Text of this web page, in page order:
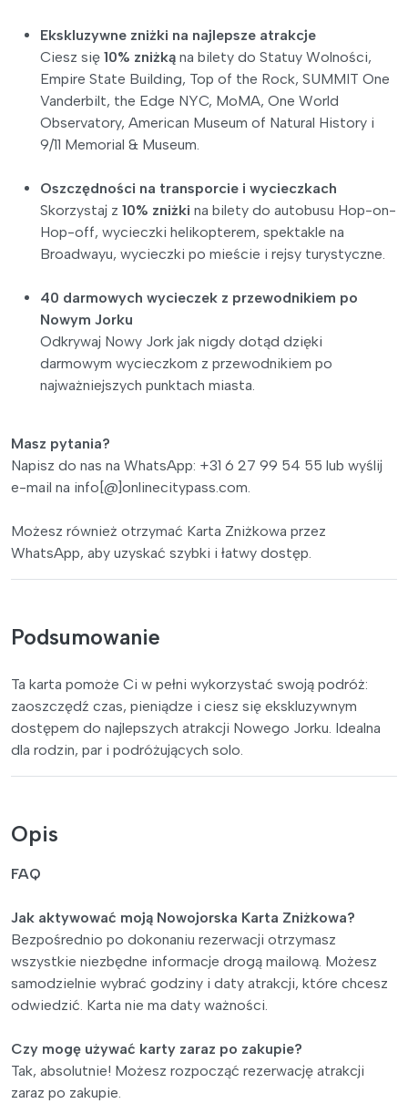
Ekskluzywne zniżki na najlepsze atrakcje
Ciesz się 10% zniżką na bilety do Statuy Wolności,
Empire State Building, Top of the Rock, SUMMIT One
Vanderbilt, the Edge NYC, MoMA, One World
Observatory, American Museum of Natural History i
9/11 Memorial & Museum.
Oszczędności na transporcie i wycieczkach
Skorzystaj z 10% zniżki na bilety do autobusu Hop-on-
Hop-off, wycieczki helikopterem, spektakle na
Broadwayu, wycieczki po mieście i rejsy turystyczne.
40 darmowych wycieczek z przewodnikiem po
Nowym Jorku
Odkrywaj Nowy Jork jak nigdy dotąd dzięki
darmowym wycieczkom z przewodnikiem po
najważniejszych punktach miasta.
Masz pytania?
Napisz do nas na WhatsApp: +31 6 27 99 54 55 lub wyślij
e-mail na info[@]onlinecitypass.com.
Możesz również otrzymać Karta Zniżkowa przez
WhatsApp, aby uzyskać szybki i łatwy dostęp.
Podsumowanie
Ta karta pomoże Ci w pełni wykorzystać swoją podróż:
zaoszczędź czas, pieniądze i ciesz się ekskluzywnym
dostępem do najlepszych atrakcji Nowego Jorku. Idealna
dla rodzin, par i podróżujących solo.
Opis
FAQ
Jak aktywować moją Nowojorska Karta Zniżkowa?
Bezpośrednio po dokonaniu rezerwacji otrzymasz
wszystkie niezbędne informacje drogą mailową. Możesz
samodzielnie wybrać godziny i daty atrakcji, które chcesz
odwiedzić. Karta nie ma daty ważności.
Czy mogę używać karty zaraz po zakupie?
Tak, absolutnie! Możesz rozpocząć rezerwację atrakcji
zaraz po zakupie.